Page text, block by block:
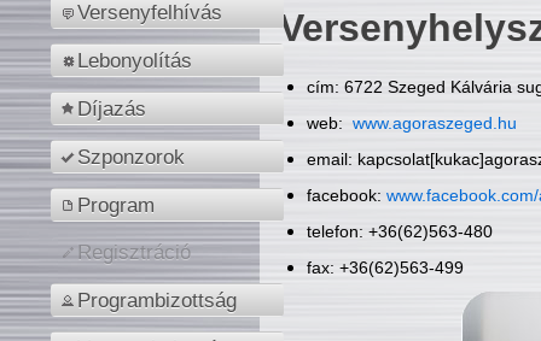
Versenyfelhívás
Lebonyolítás
Díjazás
Szponzorok
Program
Regisztráció
Programbizottság
cím: 6722 Szeged Kálvária
web: www.agoraszeged.hu
email:
facebook:
telefon: +36(62)563-480
fax: +36(62)563-499